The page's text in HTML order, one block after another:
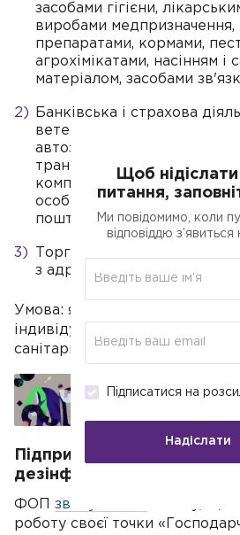
засобами гігієни,
виробами
препаратами, кормами,
агрохімікатами, насінням і
матеріалом, засобами
Банківська і страхова
ветеринарна практика,
автозаправок,
транспорту,
комп'ютерів, побутових
особистого вжитку; робота
поштового зв'язку.
Торгівля та послуги
з адресною доставкою
Умова: якщо персонал
індивідуального захисту і
санітарні та протиепідемічні
Послуги краси в
Підприємець довів у суді,
дезінфекцію, а не
ФОП звинуватили
в тому, що
роботу своєї точки
Щоб
питання,
Ми повідомимо, коли
відповіддю з’явиться
Підписатися на
Надіслати